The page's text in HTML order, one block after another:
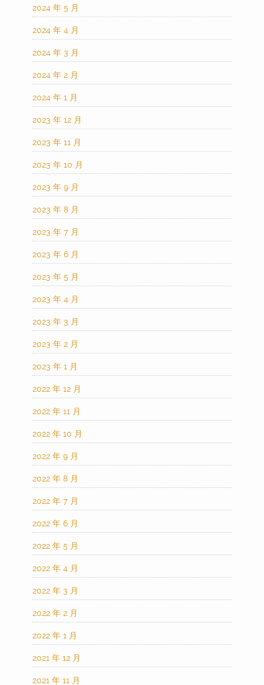
2024 年 5 月
2024 年 4 月
2024 年 3 月
2024 年 2 月
2024 年 1 月
2023 年 12 月
2023 年 11 月
2023 年 10 月
2023 年 9 月
2023 年 8 月
2023 年 7 月
2023 年 6 月
2023 年 5 月
2023 年 4 月
2023 年 3 月
2023 年 2 月
2023 年 1 月
2022 年 12 月
2022 年 11 月
2022 年 10 月
2022 年 9 月
2022 年 8 月
2022 年 7 月
2022 年 6 月
2022 年 5 月
2022 年 4 月
2022 年 3 月
2022 年 2 月
2022 年 1 月
2021 年 12 月
2021 年 11 月